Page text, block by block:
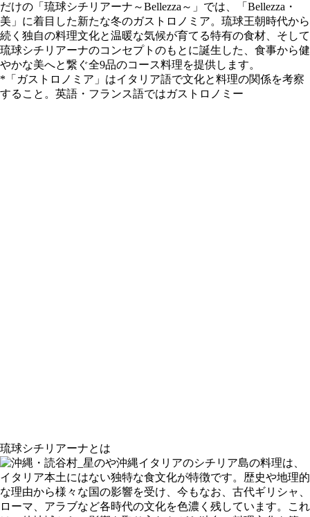
だけの「琉球シチリアーナ～Bellezza～」では、「Bellezza・
美」に着目した新たな冬のガストロノミア。琉球王朝時代から
続く独自の料理文化と温暖な気候が育てる特有の食材、そして
琉球シチリアーナのコンセプトのもとに誕生した、食事から健
やかな美へと繋ぐ全9品のコース料理を提供します。
*「ガストロノミア」はイタリア語で文化と料理の関係を考察
すること。英語・フランス語ではガストロノミー
琉球シチリアーナとは
イタリアのシチリア島の料理は、
イタリア本⼟にはない独特な⾷⽂化が特徴です。歴史や地理的
な理由から様々な国の影響を受け、今もなお、古代ギリシャ、
ローマ、アラブなど各時代の⽂化を⾊濃く残しています。これ